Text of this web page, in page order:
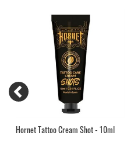
Hornet Tattoo Cream Shot - 10ml